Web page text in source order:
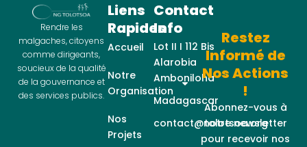
Rendre les
malgaches, citoyens
comme dirigeants,
soucieux de la qualité
de la gouvernance et
des services publics.
Liens
Rapides
Accueil
Notre
Organisation
Nos
Projets
Contact
Info
Lot II I 112 Bis
Alarobia
Amboniloha
Madagascar
contact@tolotsoa.org
Restez
Informé de
Nos Actions
!
Abonnez-vous à
notre newsletter
pour recevoir nos